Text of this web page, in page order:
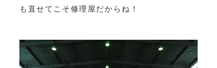
も直せてこそ修理屋だからね！